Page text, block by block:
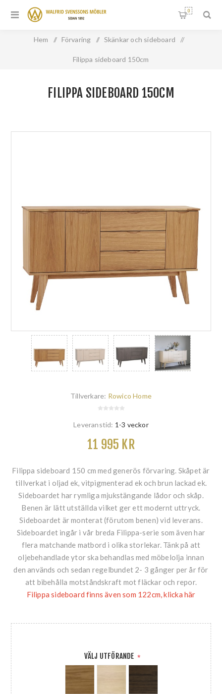
0
Hem / Förvaring / Skänkar och sideboard /
Filippa sideboard 150cm
FILIPPA SIDEBOARD 150CM
Tillverkare: Rowico Home
Leveranstid: 1-3 veckor
11 995 KR
Filippa sideboard 150 cm med generös förvaring. Skåpet är
tillverkat i oljad ek, vitpigmenterad ek och brun lackad ek.
Sideboardet har rymliga mjukstängande lådor och skåp.
Benen är lätt utställda vilket ger ett modernt uttryck.
Sideboardet är monterat (förutom benen) vid leverans.
Sideboardet ingår i vår breda Filippa-serie som även har
flera matchande matbord i olika storlekar. Tänk på att
oljebehandlade ytor ska behandlas med möbelolja innan
den används och sedan regelbundet 2- 3 gånger per år för
att bibehålla motståndskraft mot fläckar och repor.
Filippa sideboard finns även som 122cm, klicka här
VÄLJ UTFÖRANDE *